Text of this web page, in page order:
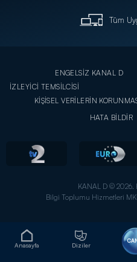
Anasayfa Diziler
Tüm
ENGELSİZ KANAL D
İZLEYİCİ TEMSİLCİSİ
KİŞİSEL VERİLERİN
HATA BİLDİR
KANAL D © 2026.
Bilgi Toplumu Hizmetleri